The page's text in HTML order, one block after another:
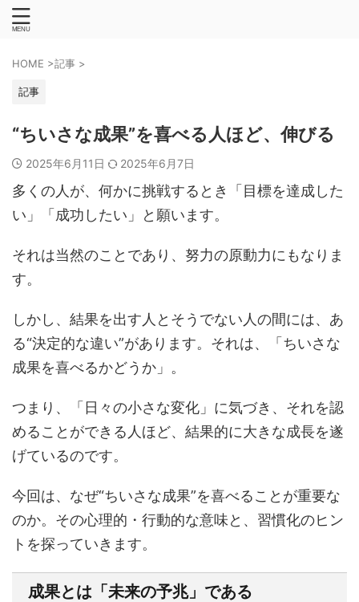
HOME >記事 >
記事
“ちいさな成果”を喜べる人ほど、伸びる
2025年6月11日 2025年6月7日
多くの人が、何かに挑戦するとき「目標を達成した
い」「成功したい」と願います。
それは当然のことであり、努力の原動力にもなりま
す。
しかし、結果を出す人とそうでない人の間には、あ
る“決定的な違い”があります。それは、「ちいさな
成果を喜べるかどうか」。
つまり、「日々の小さな変化」に気づき、それを認
めることができる人ほど、結果的に大きな成長を遂
げているのです。
今回は、なぜ“ちいさな成果”を喜べることが重要な
のか。その心理的・行動的な意味と、習慣化のヒン
トを探っていきます。
成果とは「未来の予兆」である